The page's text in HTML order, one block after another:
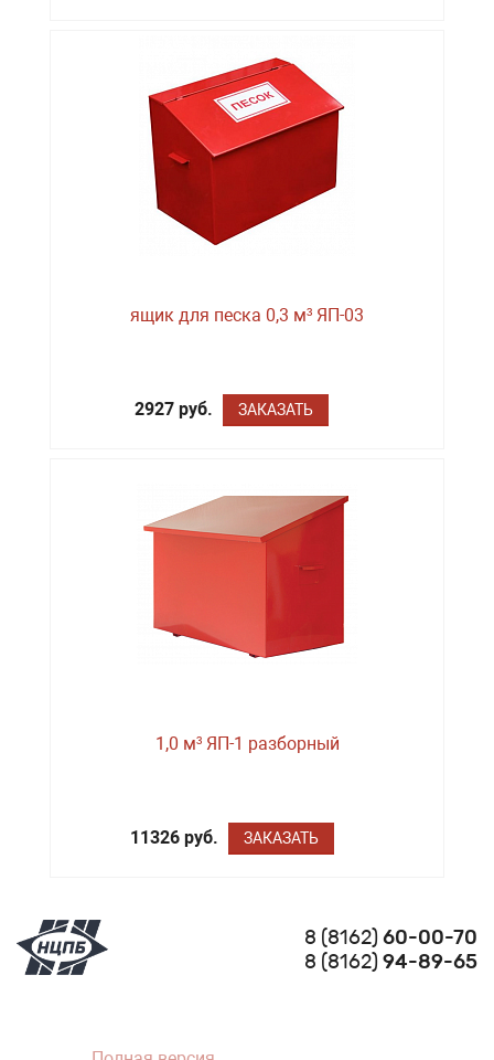
ящик для песка 0,3 м³ ЯП-03
2927 руб. ЗАКАЗАТЬ
1,0 м³ ЯП-1 разборный
11326 руб. ЗАКАЗАТЬ
8 (8162)60-00-70
8 (8162)94-89-65